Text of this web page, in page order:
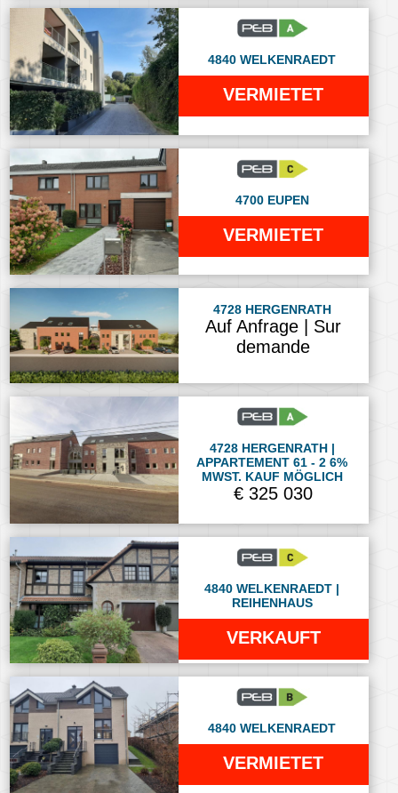
4840 WELKENRAEDT
VERMIETET
4700 EUPEN
VERMIETET
4728 HERGENRATH
Auf Anfrage | Sur
demande
4728 HERGENRATH |
APPARTEMENT 61 - 2 6%
MWST. KAUF MÖGLICH
€ 325 030
4840 WELKENRAEDT |
REIHENHAUS
VERKAUFT
4840 WELKENRAEDT
VERMIETET